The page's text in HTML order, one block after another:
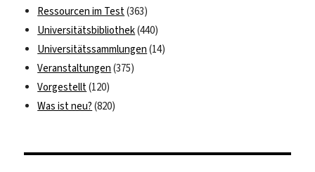
Ressourcen im Test(363)
Universitätsbibliothek(440)
Universitätssammlungen (14)
Veranstaltungen (375)
Vorgestellt(120)
Was ist neu? (820)